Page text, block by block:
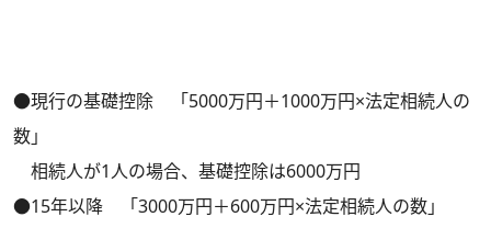
●現行の基礎控除 「5000万円＋1000万円×法定相続人の
数」
相続人が1人の場合、基礎控除は6000万円
●15年以降 「3000万円＋600万円×法定相続人の数」